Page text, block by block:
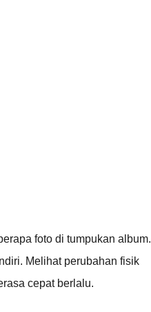
foto di tumpukan album.
Melihat perubahan fisik
cepat berlalu.